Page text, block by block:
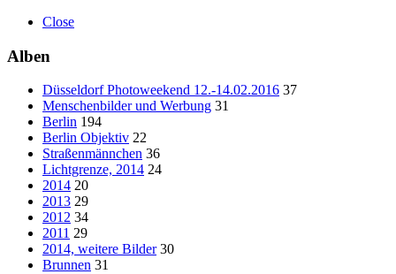
Close
Alben
Düsseldorf Photoweekend 12.-14.02.2016 37
Menschenbilder und Werbung 31
Berlin 194
Berlin Objektiv 22
Straßenmännchen 36
Lichtgrenze, 2014 24
2014 20
2013 29
2012 34
2011 29
2014, weitere Bilder 30
Brunnen 31